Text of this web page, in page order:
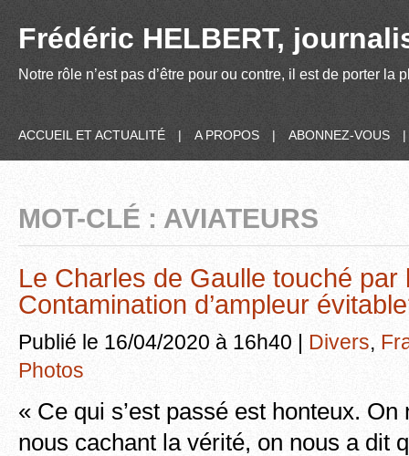
Frédéric HELBERT,
Notre rôle n’est pas d’être pour ou contre, il est de porter
ACCUEIL ET ACTUALITÉ | A PROPOS | ABONNEZ-VOUS |
MOT-CLÉ : AVIATEURS
Le Charles de Gaulle touché par
Contamination d’ampleur
Publié le 16/04/2020 à 16h40 | Divers,
Photos
« Ce qui s’est passé est honteux.
nous cachant la vérité, on nous a dit